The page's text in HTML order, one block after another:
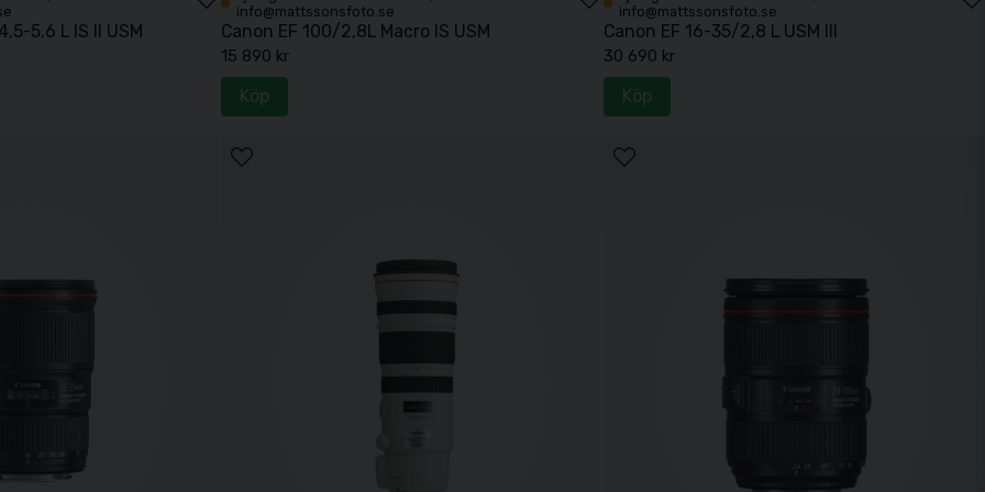
stort sortiment av Canon-objektiv. Med över 100 års erfarenhet av foto och video hjälper våra experter dig att hitta
att besöka vår butik i Lund för personlig rådgivning.
5,6 L IS II USM
info@mattssonsfoto.se
Canon EF 100/2,8L Macro IS USM
15 890 kr
Köp
info@mattssonsfoto.se
Canon EF 16-35/2,8 L USM III
30 690 kr
Köp